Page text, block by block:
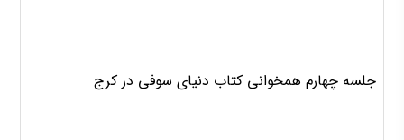
جلسه چهارم همخوانی کتاب دنیای سوفی در کرج